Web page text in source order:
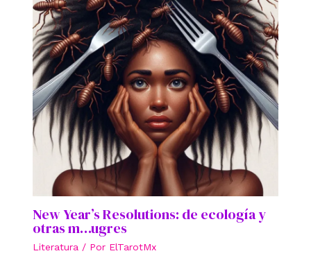
New Year’s Resolutions: de ecología y
otras m…ugres
Literatura / Por ElTarotMx